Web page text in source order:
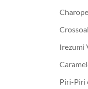
Irezumi
Piri-Piri